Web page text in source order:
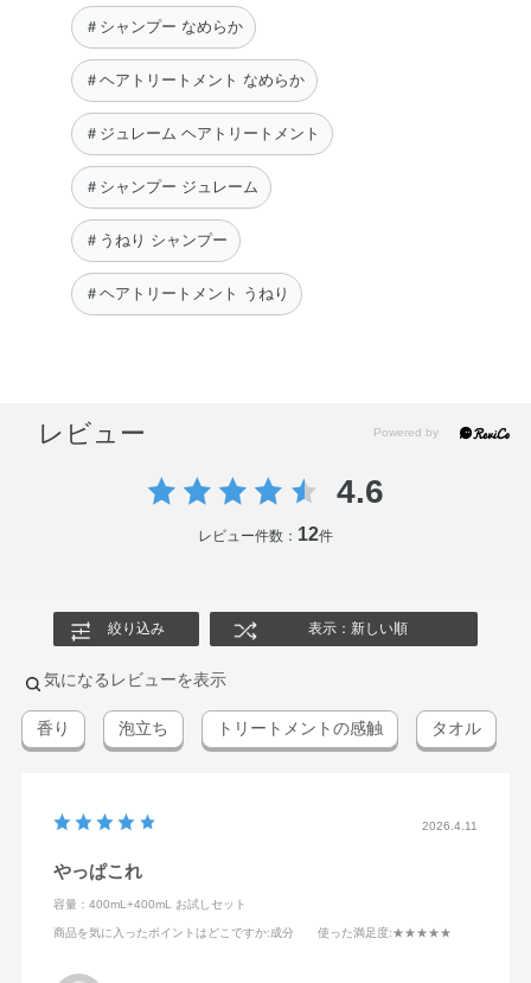
＃シャンプー なめらか
＃ヘアトリートメント なめらか
＃ジュレーム ヘアトリートメント
＃シャンプー ジュレーム
＃うねり シャンプー
＃ヘアトリートメント うねり
レビュー
4.6
レビュー件数： 12件
絞り込み 表示：新しい順
気になるレビューを表示
香り 泡立ち トリートメントの感触 タオル
2026.4.11
やっぱこれ
容量：400mL+400mL お試しセット
商品を気に入ったポイントはどこですか:成分 使った満足度:★★★★★